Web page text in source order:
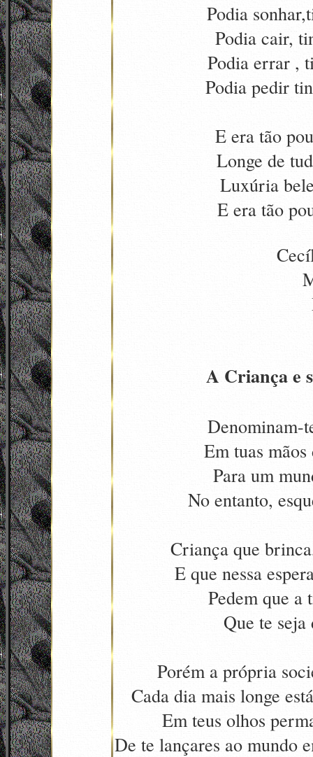
Podia
Podia cair,
Podia errar ,
Podia pedir
E era tão
Longe de
Luxúria
E era tão
A Criança e
Denominam-
Em tuas
Para um
No entanto,
Criança que
E que nessa
Pedem que a
Que te
Porém a própria
Cada dia mais longe
Em teus olhos
De te lançares ao mundo